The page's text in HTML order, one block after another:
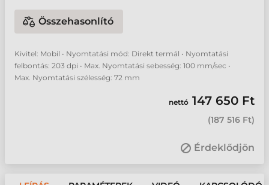
Összehasonlító
Kivitel: Mobil • Nyomtatási mód: Direkt termál • Nyomtatási
felbontás: 203 dpi • Max. Nyomtatási sebesség: 100 mm/sec •
Max. Nyomtatási szélesség: 72 mm
nettó 147 650 Ft
(187 516 Ft)
Érdeklődjön